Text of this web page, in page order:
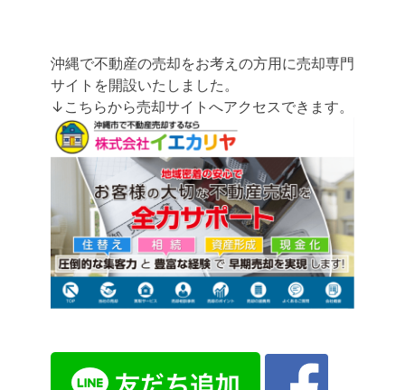
沖縄で不動産の売却をお考えの方用に売却専門
サイトを開設いたしました。
↓こちらから売却サイトへアクセスできます。